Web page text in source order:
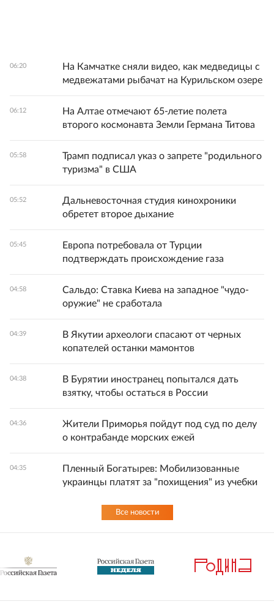
06:20
На Камчатке сняли видео, как медведицы с
медвежатами рыбачат на Курильском озере
06:12
На Алтае отмечают 65-летие полета
второго космонавта Земли Германа Титова
05:58
Трамп подписал указ о запрете "родильного
туризма" в США
05:52
Дальневосточная студия кинохроники
обретет второе дыхание
05:45
Европа потребовала от Турции
подтверждать происхождение газа
04:58
Сальдо: Ставка Киева на западное "чудо-
оружие" не сработала
04:39
В Якутии археологи спасают от черных
копателей останки мамонтов
04:38
В Бурятии иностранец попытался дать
взятку, чтобы остаться в России
04:36
Жители Приморья пойдут под суд по делу
о контрабанде морских ежей
04:35
Пленный Богатырев: Мобилизованные
украинцы платят за "похищения" из учебки
Все новости